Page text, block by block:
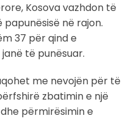
Kosova vazhdon të
në rajon.
37 për qind e
të punësuar.
me nevojën për të
zbatimin e një
përmirësimin e